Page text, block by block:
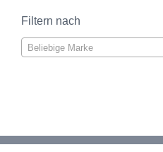
Filtern nach
Beliebige Marke